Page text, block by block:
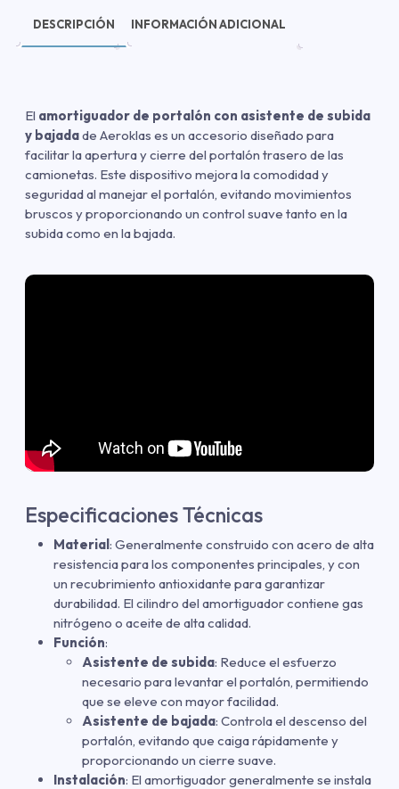
DESCRIPCIÓN INFORMACIÓN ADICIONAL
El amortiguador de portalón con asistente de subida
y bajadade Aeroklas es un accesorio diseñado para
facilitar la apertura y cierre del portalón trasero de las
camionetas. Este dispositivo mejora la comodidad y
seguridad al manejar el portalón, evitando movimientos
bruscos y proporcionando un control suave tanto en la
subida como en la bajada.
Especificaciones Técnicas
Material: Generalmente construido con acero de alta
resistencia para los componentes principales, y con
un recubrimiento antioxidante para garantizar
durabilidad. El cilindro del amortiguador contiene gas
nitrógeno o aceite de alta calidad.
Función:
Asistente de subida: Reduce el esfuerzo
necesario para levantar el portalón, permitiendo
que se eleve con mayor facilidad.
Asistente de bajada: Controla el descenso del
portalón, evitando que caiga rápidamente y
proporcionando un cierre suave.
Instalación: El amortiguador generalmente se instala